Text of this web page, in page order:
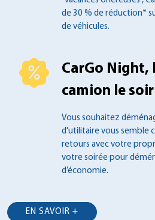
de 30 % de réduction*
de véhicules.
CarGo Night,
camion le soir
Vous souhaitez
d'utilitaire vous semble
retours avec votre
votre soirée pour
d’économie.
EN SAVOIR +